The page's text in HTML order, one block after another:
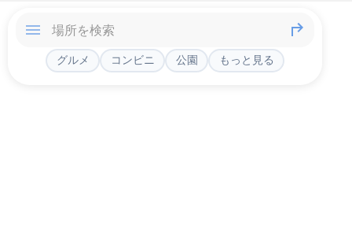
グルメ コンビニ 公園 もっと見る